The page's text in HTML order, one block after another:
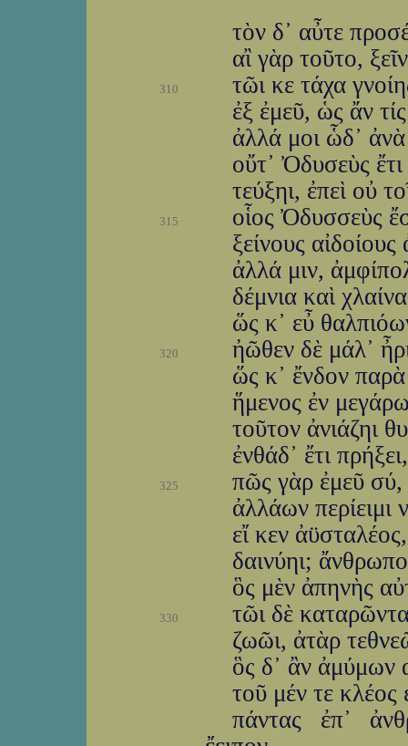
τὸν δ᾽ αὖτε
αἲ γὰρ τοῦτο,
310
τῶι κε τάχα
ἐξ ἐμεῦ, ὡς ἄν
ἀλλά μοι ὧδ᾽ ἀνὰ
οὔτ᾽ Ὀδυσεὺς
τεύξηι, ἐπεὶ οὐ
315
οἷος Ὀδυσσεὺς
ξείνους
ἀλλά μιν,
δέμνια καὶ
ὥς κ᾽ εὖ
320
ἠῶθεν δὲ μάλ᾽
ὥς κ᾽ ἔνδον
ἥμενος ἐν
τοῦτον ἀνιάζηι
ἐνθάδ᾽ ἔτι
325
πῶς γὰρ ἐμεῦ σύ,
ἀλλάων περίειμι
εἴ κεν
δαινύηι;
ὃς μὲν ἀπηνὴς
330
τῶι δὲ
ζωῶι, ἀτὰρ
ὃς δ᾽ ἂν ἀμύμων
τοῦ μέν τε κλέος
πάντας ἐπ᾽